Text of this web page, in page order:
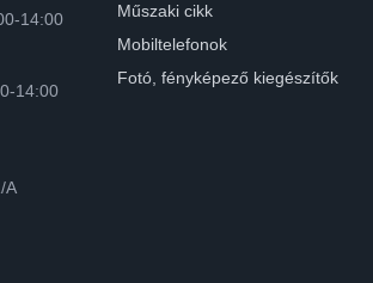
14:00
14:00
A
Műszaki cikk
Mobiltelefonok
Fotó, fényképező kiegészítők